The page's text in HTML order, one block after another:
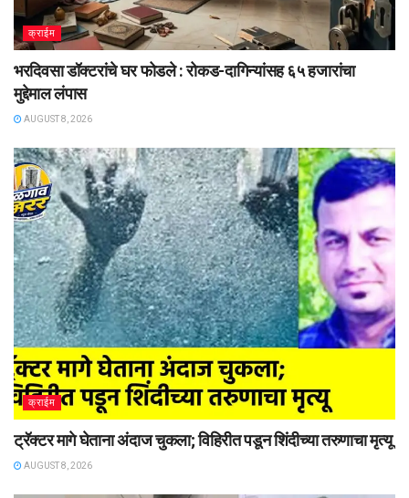
क्राईम
भरदिवसा डॉक्टरांचे घर फोडले : रोकड-दागिन्यांसह ६५ हजारांचा
मुद्देमाल लंपास
AUGUST 8, 2026
क्राईम
ट्रॅक्टर मागे घेताना अंदाज चुकला; विहिरीत पडून शिंदीच्या तरुणाचा मृत्यू
AUGUST 8, 2026